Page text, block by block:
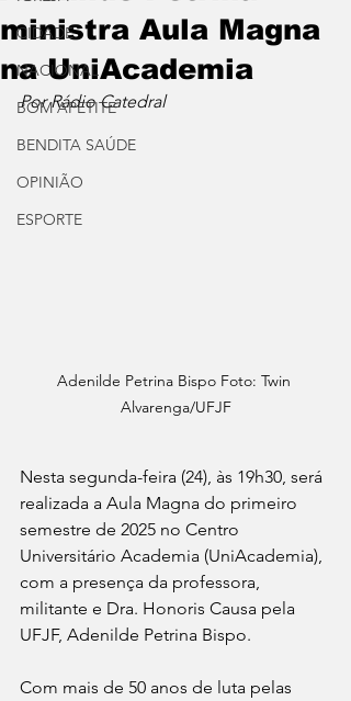
CIDADE
NACIONAL
BOM APETITE
BENDITA SAÚDE
OPINIÃO
ESPORTE
ministra Aula Magna
na UniAcademia
Por Rádio Catedral
Adenilde Petrina Bispo Foto: Twin
Alvarenga/UFJF
Nesta segunda-feira (24), às 19h30, será
realizada a Aula Magna do primeiro
semestre de 2025 no Centro
Universitário Academia (UniAcademia),
com a presença da professora,
militante e Dra. Honoris Causa pela
UFJF, Adenilde Petrina Bispo.
Com mais de 50 anos de luta pelas